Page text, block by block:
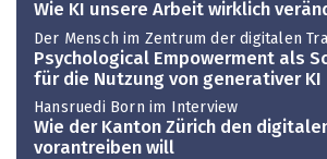
Wie KI unsere Arbeit wirklich
Der Mensch im Zentrum der digitalen
Psychological Empowerment als
für die Nutzung von generativer KI
Hansruedi Born im Interview
Wie der Kanton Zürich den
vorantreiben will